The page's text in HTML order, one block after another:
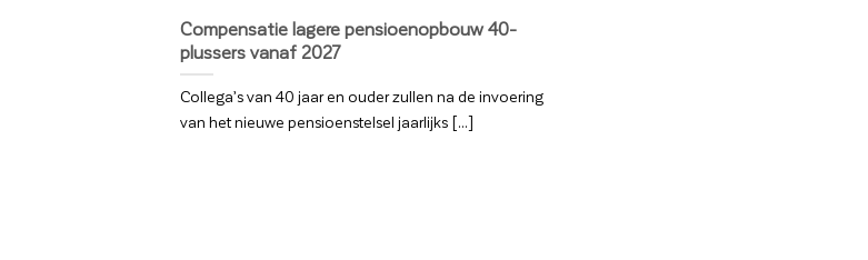
Compensatie lagere pensioenopbouw 40-
plussers vanaf 2027
Collega’s van 40 jaar en ouder zullen na de invoering
van het nieuwe pensioenstelsel jaarlijks [...]